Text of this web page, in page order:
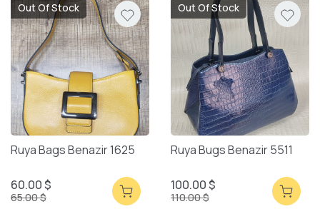
Out Of Stock
Ruya Bags Benazir 1625
60.00 $
65.00 $
Out Of Stock
Ruya Bugs Benazir 5511
100.00 $
110.00 $